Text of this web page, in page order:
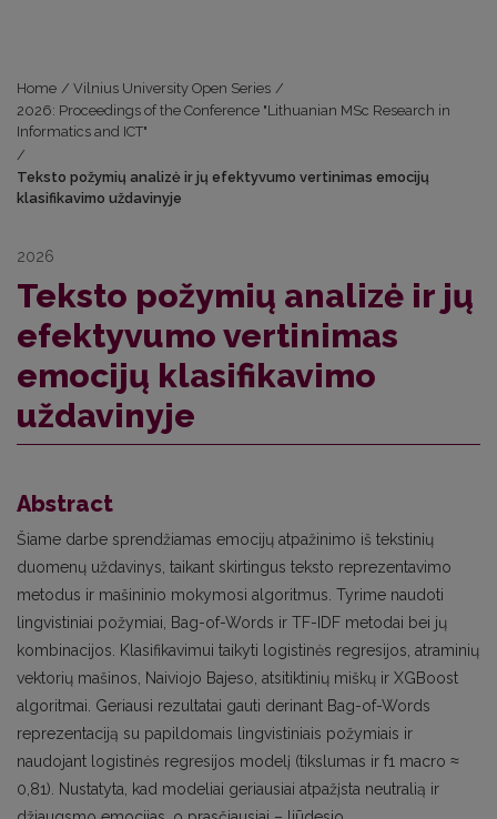
Home / Vilnius University Open Series /
2026: Proceedings of the Conference "Lithuanian MSc Research in
Informatics and ICT"
/
Teksto požymių analizė ir jų efektyvumo vertinimas emocijų
klasifikavimo uždavinyje
2026
Teksto požymių analizė ir jų
efektyvumo vertinimas
emocijų klasifikavimo
uždavinyje
Abstract
Šiame darbe sprendžiamas emocijų atpažinimo iš tekstinių
duomenų uždavinys, taikant skirtingus teksto reprezentavimo
metodus ir mašininio mokymosi algoritmus. Tyrime naudoti
lingvistiniai požymiai, Bag-of-Words ir TF-IDF metodai bei jų
kombinacijos. Klasifikavimui taikyti logistinės regresijos, atraminių
vektorių mašinos, Naiviojo Bajeso, atsitiktinių miškų ir XGBoost
algoritmai. Geriausi rezultatai gauti derinant Bag-of-Words
reprezentaciją su papildomais lingvistiniais požymiais ir
naudojant logistinės regresijos modelį (tikslumas ir f1 macro ≈
0,81). Nustatyta, kad modeliai geriausiai atpažįsta neutralią ir